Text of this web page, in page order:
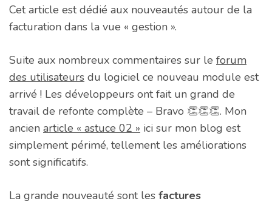
Cet article est dédié aux nouveautés autour de la
facturation dans la vue « gestion ».
Suite aux nombreux commentaires sur le forum
des utilisateurs du logiciel ce nouveau module est
arrivé ! Les développeurs ont fait un grand de
travail de refonte complète – Bravo 👏👏👏. Mon
ancien article « astuce 02 » ici sur mon blog est
simplement périmé, tellement les améliorations
sont significatifs.
La grande nouveauté sont les factures